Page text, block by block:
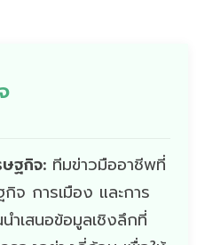
ฐกิจ: ทีมข่าวมืออาชีพที่
จ การเมือง และการ
เสนอข้อมูลเชิงลึกที่